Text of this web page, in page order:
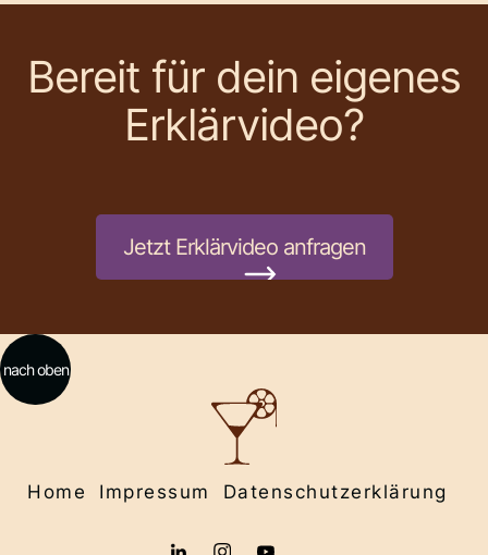
Bereit für dein eigenes
Erklärvideo?
Jetzt Erklärvideo anfragen
nach oben
Home Impressum Datenschutzerklärung